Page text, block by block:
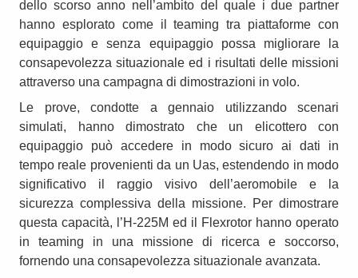
dello scorso anno nell’ambito del quale i due partner
hanno esplorato come il teaming tra piattaforme con
equipaggio e senza equipaggio possa migliorare la
consapevolezza situazionale ed i risultati delle missioni
attraverso una campagna di dimostrazioni in volo.
Le prove, condotte a gennaio utilizzando scenari
simulati, hanno dimostrato che un elicottero con
equipaggio può accedere in modo sicuro ai dati in
tempo reale provenienti da un Uas, estendendo in modo
significativo il raggio visivo dell’aeromobile e la
sicurezza complessiva della missione. Per dimostrare
questa capacità, l’H-225M ed il Flexrotor hanno operato
in teaming in una missione di ricerca e soccorso,
fornendo una consapevolezza situazionale avanzata.